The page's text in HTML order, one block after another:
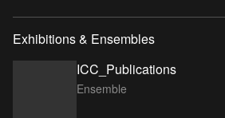
Exhibitions & Ensembles
ICC_Publications
Ensemble